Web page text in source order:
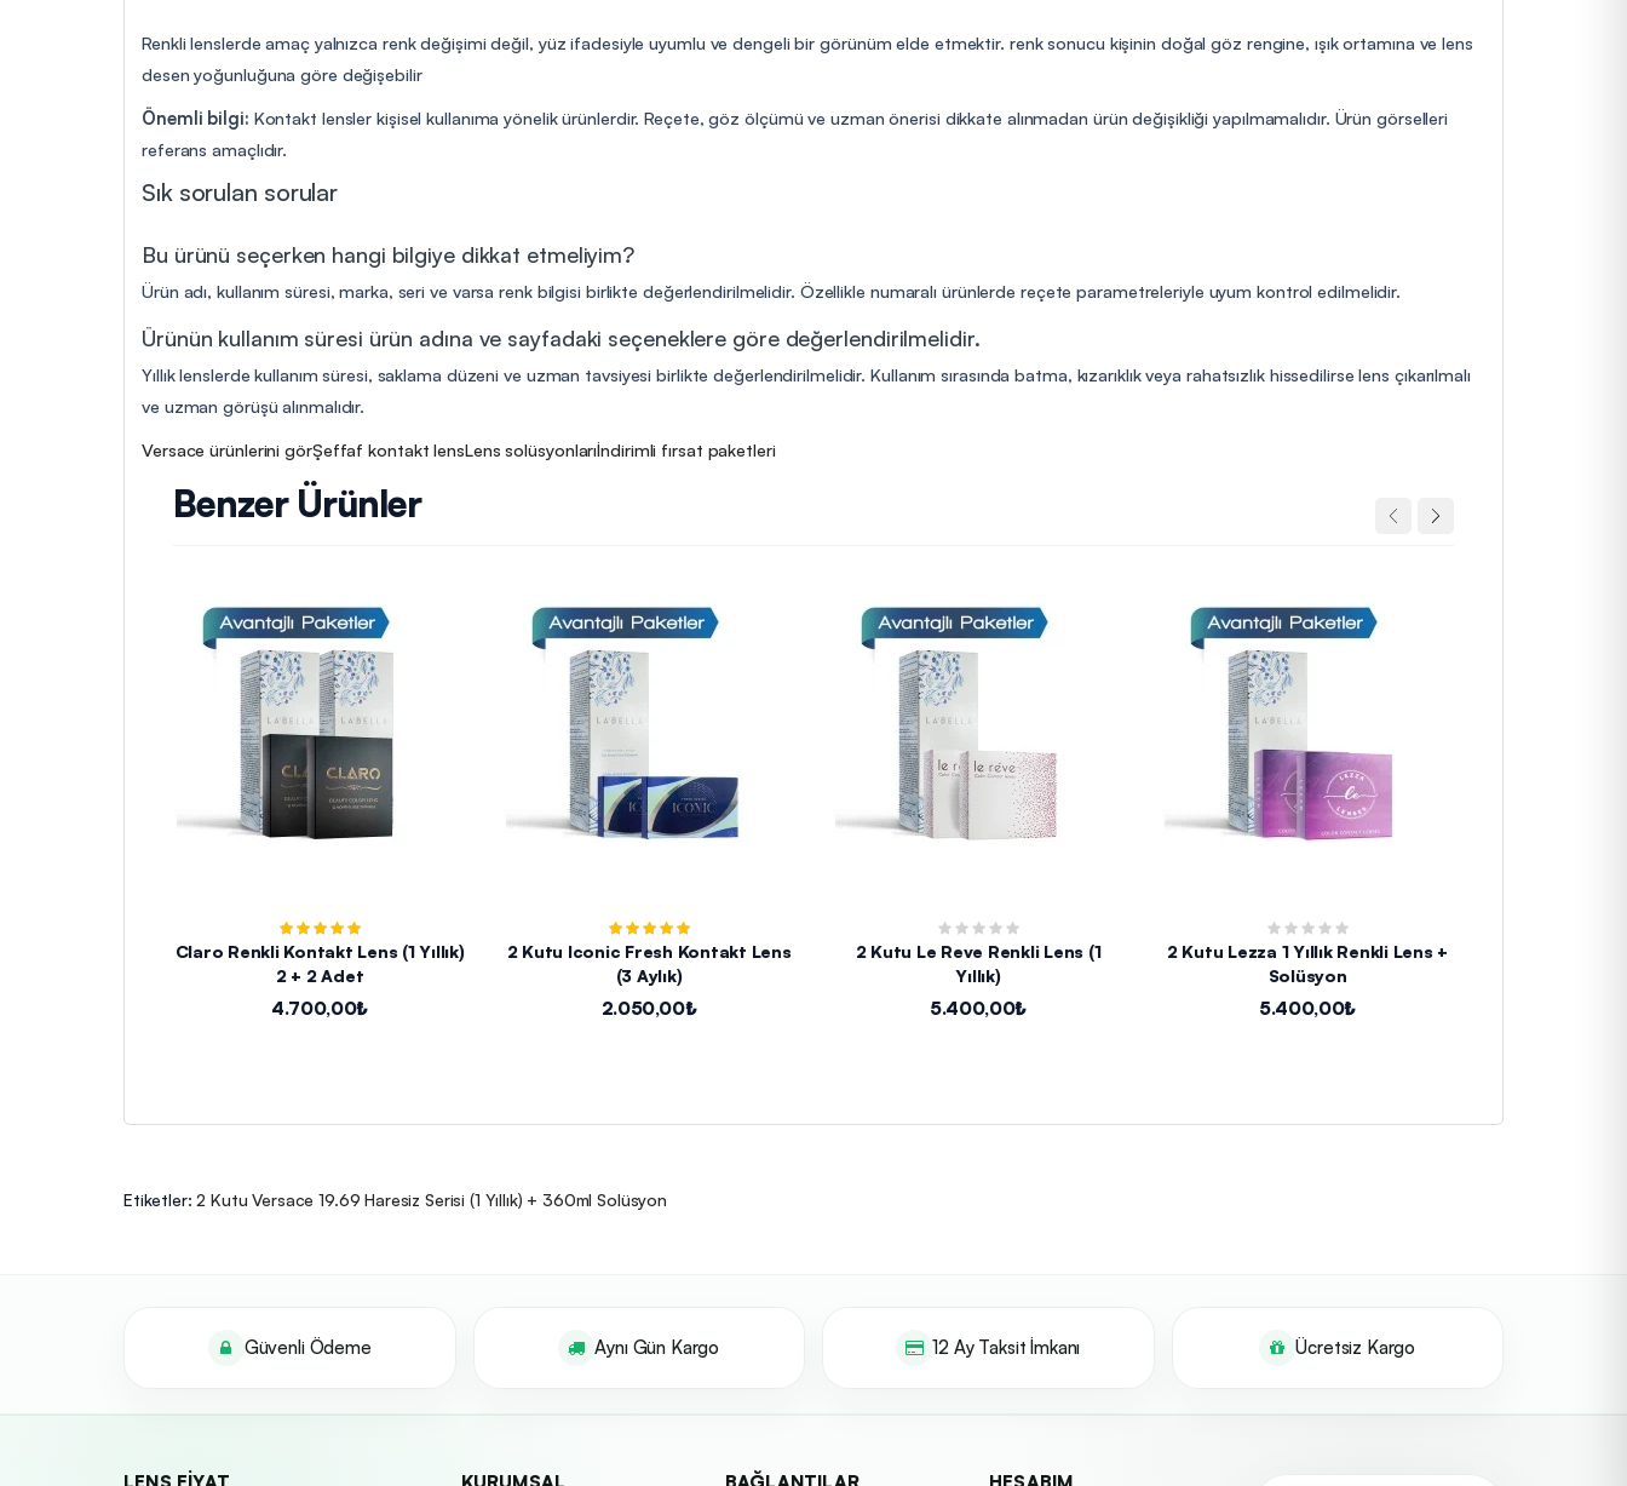
Renkli lenslerde amaç yalnızca renk değişimi değil, yüz ifadesiyle uyumlu ve dengeli bir görünüm elde etmektir. renk sonucu kişinin doğal göz rengine, ışık ortamına ve lens
desen yoğunluğuna göre değişebilir
Önemli bilgi: Kontakt lensler kişisel kullanıma yönelik ürünlerdir. Reçete, göz ölçümü ve uzman önerisi dikkate alınmadan ürün değişikliği yapılmamalıdır. Ürün görselleri
referans amaçlıdır.
Sık sorulan sorular
Bu ürünü seçerken hangi bilgiye dikkat etmeliyim?
Ürün adı, kullanım süresi, marka, seri ve varsa renk bilgisi birlikte değerlendirilmelidir. Özellikle numaralı ürünlerde reçete parametreleriyle uyum kontrol edilmelidir.
Ürünün kullanım süresi ürün adına ve sayfadaki seçeneklere göre değerlendirilmelidir.
Yıllık lenslerde kullanım süresi, saklama düzeni ve uzman tavsiyesi birlikte değerlendirilmelidir. Kullanım sırasında batma, kızarıklık veya rahatsızlık hissedilirse lens çıkarılmalı
ve uzman görüşü alınmalıdır.
Versace ürünlerini görŞeffaf kontakt lensLens solüsyonlarıİndirimli fırsat paketleri
Benzer Ürünler
Claro Renkli Kontakt Lens (1 Yıllık)
2 + 2 Adet
4.700,00₺
2 Kutu Iconic Fresh Kontakt Lens
(3 Aylık)
2.050,00₺
2 Kutu Le Reve Renkli Lens (1
Yıllık)
5.400,00₺
2 Kutu Lezza 1 Yıllık Renkli Lens +
Solüsyon
5.400,00₺
Etiketler: 2 Kutu Versace 19.69 Haresiz Serisi (1 Yıllık) + 360ml Solüsyon
Güvenli Ödeme Aynı Gün Kargo 12 Ay Taksit İmkanı Ücretsiz Kargo